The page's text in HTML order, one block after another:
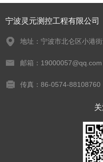
宁波灵元测控工程有限公司
地址：宁波市北仑区小港
邮箱：19000057@qq.com
传真：86-0574-88108760